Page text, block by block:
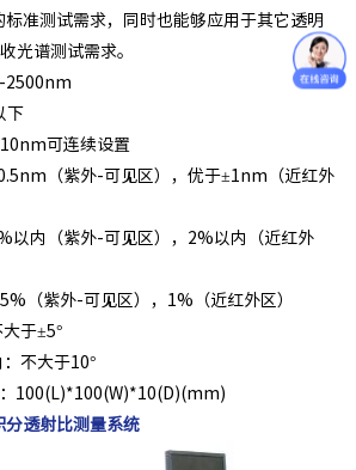
准测试需求，同时也能够应用于其它透明
光谱测试需求。
2500nm
下
可连续设置
（紫外-可见区），优于±1nm（近红外
以内（紫外-可见区），2%以内（近红外
（紫外-可见区），1%（近红外区）
于±5°
不大于10°
100(L)*100(W)*10(D)(mm)
分透射比测量系统